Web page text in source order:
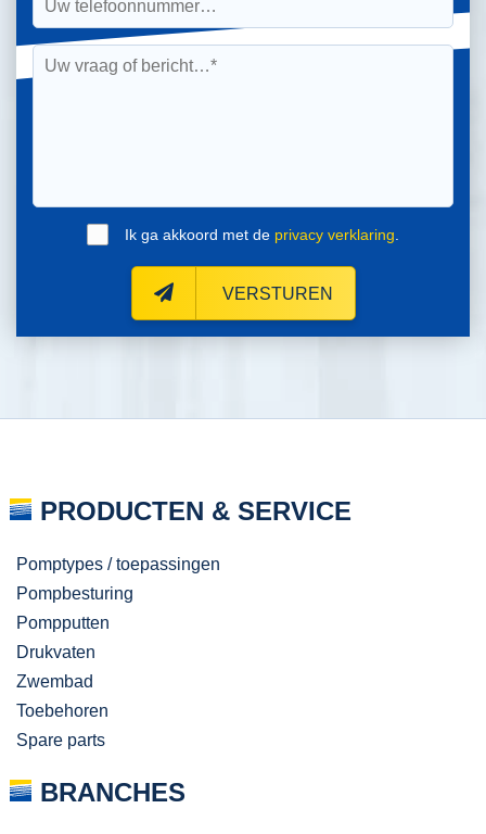
Ik ga akkoord met de privacy verklaring
VERSTUREN
PRODUCTEN & SERVICE
Pomptypes / toepassingen
Pompbesturing
Pompputten
Drukvaten
Zwembad
Toebehoren
Spare parts
BRANCHES